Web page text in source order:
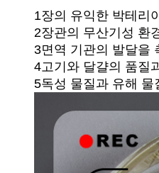
1장의 유익한 박테리
2장관의 무산기성 환
3면역 기관의 발달을
4고기와 달걀의 품질
5독성 물질과 유해